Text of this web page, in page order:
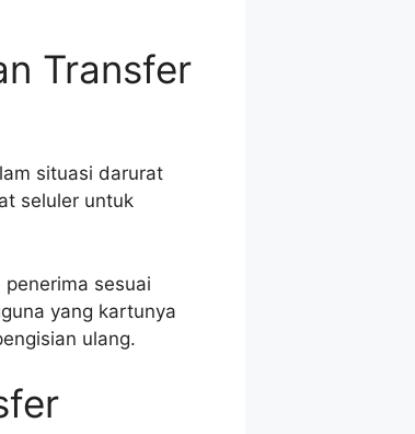
Transfer
situasi darurat
seluler untuk
sesuai
yang kartunya
ulang.